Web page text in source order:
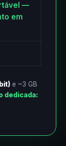
—
em
e ~3 GB
dedicada: